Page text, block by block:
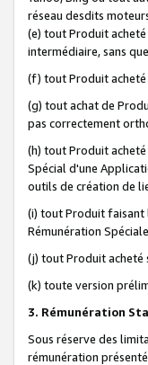
réseau desdits
(e) tout Produit
intermédiaire, sans
(f) tout Produit acheté
(g) tout achat de
pas correctement
(h) tout Produit acheté
Spécial d'une
outils de création de
(i) tout Produit faisant
Rémunération
(j) tout Produit acheté
(k) toute version
3. Rémunération
Sous réserve des
rémunération